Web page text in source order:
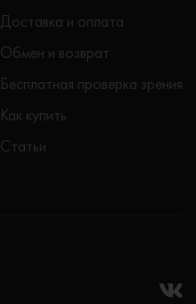
Доставка и оплата
Обмен и возврат
Бесплатная проверка зрения
Как купить
Статьи